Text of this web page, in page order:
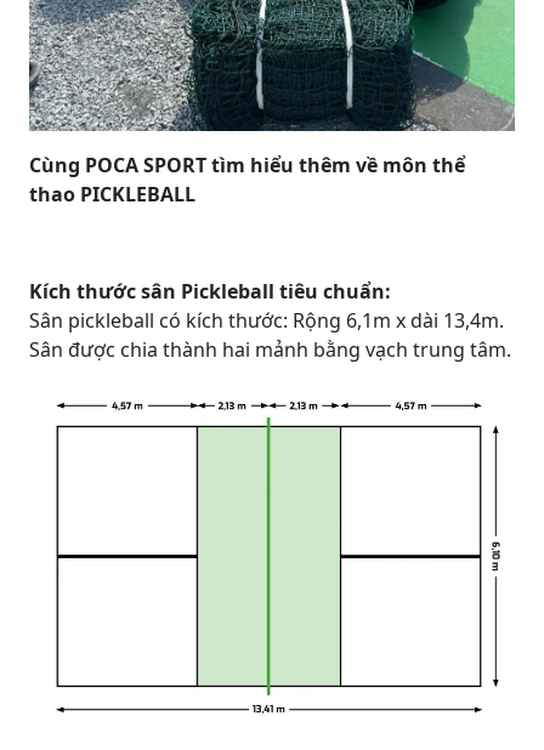
Cùng POCA SPORT tìm hiểu thêm về môn thể
thao PICKLEBALL
Kích thước sân Pickleball tiêu chuẩn:
Sân pickleball có kích thước: Rộng 6,1m x dài 13,4m.
Sân được chia thành hai mảnh bằng vạch trung tâm.